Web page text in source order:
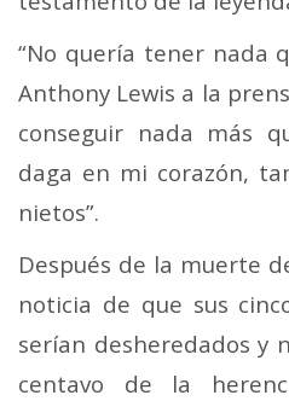
“No quería tener nada
Anthony Lewis a la
conseguir nada más
daga en mi corazón,
nietos”.
Después de la muerte
noticia de que sus
serían desheredados y
centavo de la